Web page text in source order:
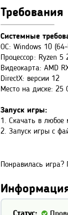
Требования
Системные
ОС: Windows 10
Процессор: Ryzen 5
Видеокарта: AMD
DirectX: версии 12
Место на диске: 25
Запуск игры:
1. Скачать в любое
2. Запуск игры с
Понравилась